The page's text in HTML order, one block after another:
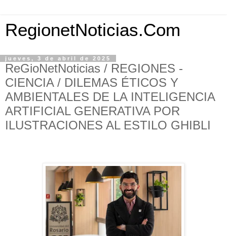
RegionetNoticias.Com
jueves, 3 de abril de 2025
ReGioNetNoticias / REGIONES -
CIENCIA / DILEMAS ÉTICOS Y
AMBIENTALES DE LA INTELIGENCIA
ARTIFICIAL GENERATIVA POR
ILUSTRACIONES AL ESTILO GHIBLI